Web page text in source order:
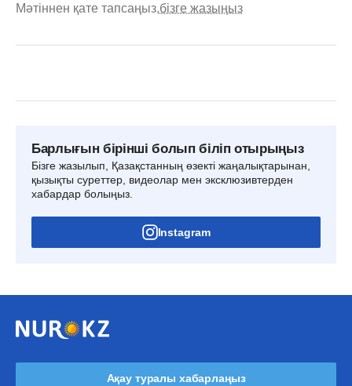
Мәтіннен қате тапсаңыз,бізге жазыңыз
Барлығын бірінші болып біліп отырыңыз
Бізге жазылып, Қазақстанның өзекті жаңалықтарынан,
қызықты суреттер, видеолар мен эксклюзивтерден
хабардар болыңыз.
Instagram
Ақау туралы хабарлаңыз